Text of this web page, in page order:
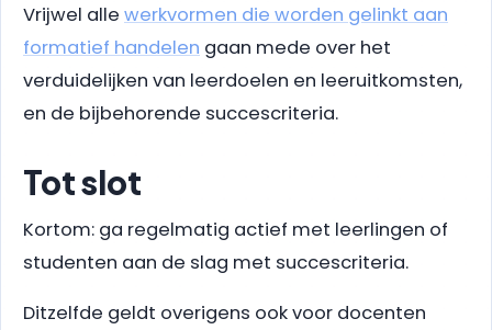
Vrijwel alle werkvormen die worden gelinkt aan
formatief handelen gaan mede over het
verduidelijken van leerdoelen en leeruitkomsten,
en de bijbehorende succescriteria.
Tot slot
Kortom: ga regelmatig actief met leerlingen of
studenten aan de slag met succescriteria.
Ditzelfde geldt overigens ook voor docenten